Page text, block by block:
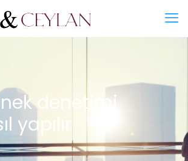
denetimi
yapılır